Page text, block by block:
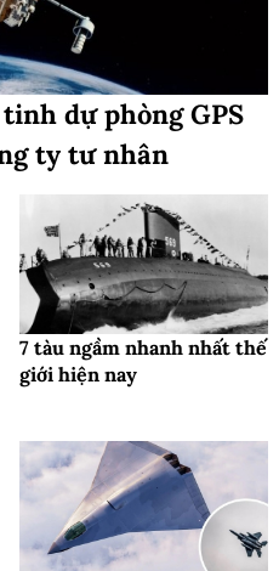
dự phòng GPS
ty tư nhân
7 tàu ngầm nhanh nhất thế
giới hiện nay